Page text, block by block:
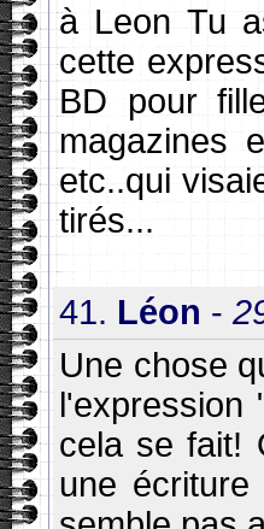
à Leon Tu
cette
BD pour
magazines
etc..qui
tirés...
41. Léon -
Une chose
l'expression
cela se fait!
une